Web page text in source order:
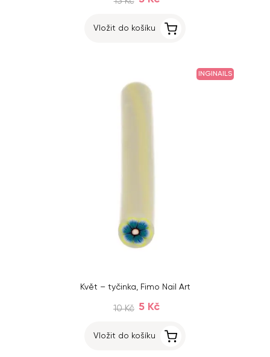
Vložit do košíku
INGINAILS
Květ – tyčinka, Fimo Nail Art
10 Kč 5 Kč
Vložit do košíku